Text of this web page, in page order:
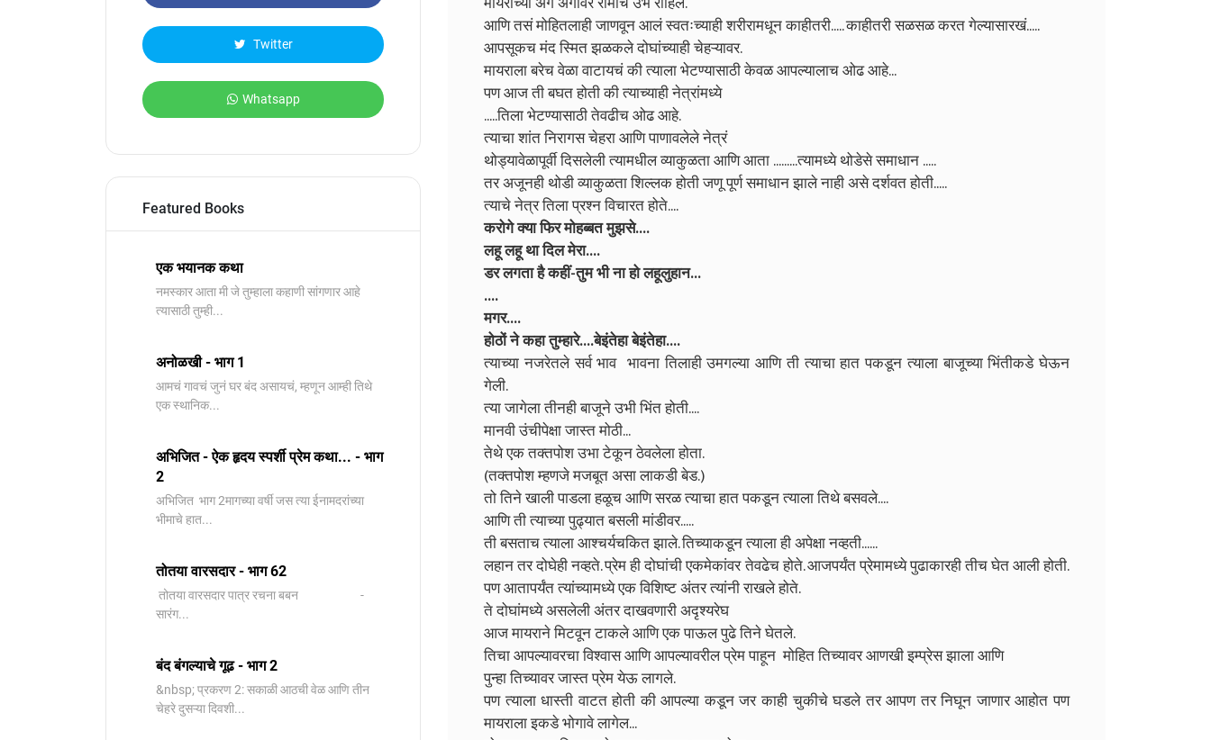
Twitter
Whatsapp
Featured Books
एक भयानक कथा
नमस्कार आता मी जे तुम्हाला कहाणी सांगणार आहे
त्यासाठी तुम्ही...
अनोळखी - भाग 1
आमचं गावचं जुनं घर बंद असायचं, म्हणून आम्ही तिथे
एक स्थानिक...
अभिजित - ऐक हृदय स्पर्शी प्रेम कथा... - भाग
2
️अभिजित ️ भाग 2मागच्या वर्षी जस त्या ईनामदरांच्या
भीमाचे हात...
तोतया वारसदार - भाग 62
तोतया वारसदार पात्र रचना बबन -
सारंग...
बंद बंगल्याचे गूढ - भाग 2
&nbsp; प्रकरण 2: सकाळी आठची वेळ आणि तीन
चेहरे दुसऱ्या दिवशी...
आणि तसं मोहितलाही जाणवून आलं स्वतःच्याही शरीरामधून काहीतरी..... काहीतरी सळसळ करत गेल्यासारखं.....
आपसूकच मंद स्मित झळकले दोघांच्याही चेहऱ्यावर.
मायराला बरेच वेळा वाटायचं की त्याला भेटण्यासाठी केवळ आपल्यालाच ओढ आहे...
पण आज ती बघत होती की त्याच्याही नेत्रांमध्ये
.....तिला भेटण्यासाठी तेवढीच ओढ आहे.
त्याचा शांत निरागस चेहरा आणि पाणावलेले नेत्रं
थोड्यावेळापूर्वी दिसलेली त्यामधील व्याकुळता आणि आता .........त्यामध्ये थोडेसे समाधान .....
तर अजूनही थोडी व्याकुळता शिल्लक होती जणू पूर्ण समाधान झाले नाही असे दर्शवत होती.....
त्याचे नेत्र तिला प्रश्न विचारत होते....
करोगे क्या फिर मोहब्बत मुझसे....
लहू लहू था दिल मेरा....
डर लगता है कहीं-तुम भी ना हो लहूलुहान...
....
मगर....
होठों ने कहा तुम्हारे....बेइंतेहा बेइंतेहा....
त्याच्या नजरेतले सर्व भाव भावना तिलाही उमगल्या आणि ती त्याचा हात पकडून त्याला बाजूच्या भिंतीकडे घेऊन
गेली.
त्या जागेला तीनही बाजूने उभी भिंत होती....
मानवी उंचीपेक्षा जास्त मोठी...
तेथे एक तक्तपोश उभा टेकून ठेवलेला होता.
(तक्तपोश म्हणजे मजबूत असा लाकडी बेड.)
तो तिने खाली पाडला हळूच आणि सरळ त्याचा हात पकडून त्याला तिथे बसवले....
आणि ती त्याच्या पुढ्यात बसली मांडीवर.....
ती बसताच त्याला आश्चर्यचकित झाले. तिच्याकडून त्याला ही अपेक्षा नव्हती......
लहान तर दोघेही नव्हते. प्रेम ही दोघांची एकमेकांवर तेवढेच होते. आजपर्यंत प्रेमामध्ये पुढाकारही तीच घेत आली होती.
पण आतापर्यंत त्यांच्यामध्ये एक विशिष्ट अंतर त्यांनी राखले होते.
ते दोघांमध्ये असलेली अंतर दाखवणारी अदृश्यरेघ
आज मायराने मिटवून टाकले आणि एक पाऊल पुढे तिने घेतले.
तिचा आपल्यावरचा विश्वास आणि आपल्यावरील प्रेम पाहून मोहित तिच्यावर आणखी इम्प्रेस झाला आणि
पुन्हा तिच्यावर जास्त प्रेम येऊ लागले.
पण त्याला धास्ती वाटत होती की आपल्या कडून जर काही चुकीचे घडले तर आपण तर निघून जाणार आहोत पण
मायराला इकडे भोगावे लागेल...